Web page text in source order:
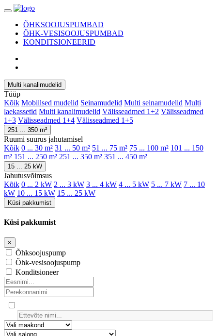
ÕHKSOOJUSPUMBAD
ÕHK-VESISOOJUSPUMBAD
KONDITSIONEERID
Multi kanalimudelid
Tüüp
Kõik Mobiilsed mudelid Seinamudelid Multi seinamudelid Multi
laekassetid Multi kanalimudelid Välisseadmed 1+2 Välisseadmed
1+3 Välisseadmed 1+4 Välisseadmed 1+5
251 ... 350 m²
Ruumi suurus jahutamisel
Kõik 0 ... 30 m² 31 ... 50 m² 51 ... 75 m² 75 ... 100 m² 101 ... 150
m² 151 ... 250 m² 251 ... 350 m² 351 ... 450 m²
15 ... 25 kW
Jahutusvõimsus
Kõik 0 ... 2 kW 2 ... 3 kW 3 ... 4 kW 4 ... 5 kW 5 ... 7 kW 7 ... 10
kW 10 ... 15 kW 15 ... 25 kW
Küsi pakkumist
Küsi pakkumist
×
Õhksoojuspump
Õhk-vesisoojuspump
Konditsioneer